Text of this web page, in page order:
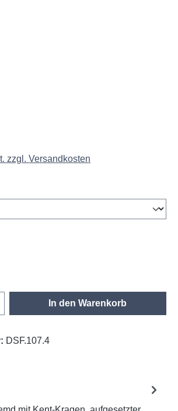
zzgl. Versandkosten
Gib den gewünschten
In den Warenkorb
DSF.107.4